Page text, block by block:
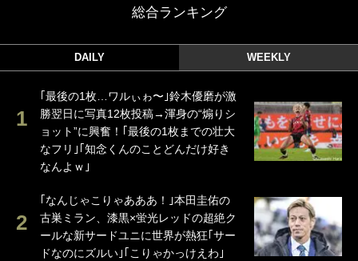
総合ランキング
DAILY WEEKLY
｢最後の1枚…ワルぃゎ〜｣鈴木優磨が激
勝翌日に写真12枚投稿→渾身の“煽りシ
ョット”に興奮！｢最後の1枚までの壮大
なフリ｣｢知念くんのことどんだけ好き
なんよｗ｣
｢なんじゃこりゃあああ！｣本田圭佑の
古巣ミラン、漆黒×蛍光レッドの超絶ク
ールな新サードユニに世界が熱狂｢サー
ドなのにズルい｣｢こりゃかっけえわ｣